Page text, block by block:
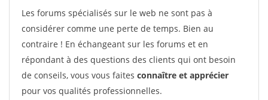
Les forums spécialisés sur le web ne sont pas à
considérer comme une perte de temps. Bien au
contraire ! En échangeant sur les forums et en
répondant à des questions des clients qui ont besoin
de conseils, vous vous faites connaître et apprécier
pour vos qualités professionnelles.